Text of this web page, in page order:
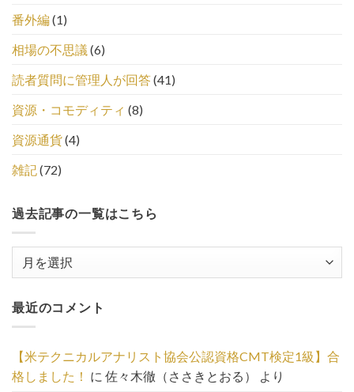
番外編(1)
相場の不思議 (6)
読者質問に管理人が回答(41)
資源・コモディティ (8)
資源通貨(4)
雑記(72)
過去記事の一覧はこちら
事
の
覧
は
最近のコメント
【米テクニカルアナリスト協会公認資格CMT検定1級】合
格しました！ に 佐々木徹（ささきとおる） より